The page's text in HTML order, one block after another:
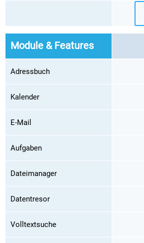
Module & Features
Adressbuch
Kalender
E-Mail
Aufgaben
Dateimanager
Datentresor
Volltextsuche